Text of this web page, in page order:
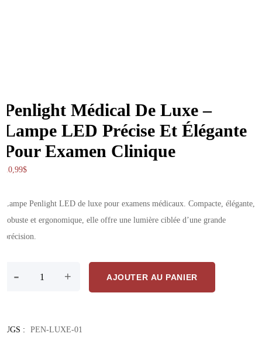
Penlight Médical De Luxe –
Lampe LED Précise Et Élégante
Pour Examen Clinique
10,99$
Lampe Penlight LED de luxe pour examens médicaux. Compacte, élégante,
robuste et ergonomique, elle offre une lumière ciblée d’une grande
précision.
- + AJOUTER AU PANIER
UGS : PEN-LUXE-01